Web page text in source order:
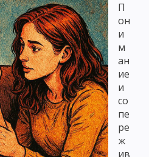
П
он
и
м
ан
ие
и
со
пе
ре
ж
ив